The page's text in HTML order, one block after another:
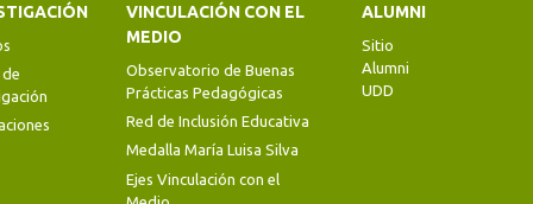
de
VINCULACIÓN CON EL
MEDIO
Observatorio de Buenas
Prácticas Pedagógicas
Red de Inclusión Educativa
Medalla María Luisa Silva
Ejes Vinculación con el
ALUMNI
Sitio
Alumni
UDD